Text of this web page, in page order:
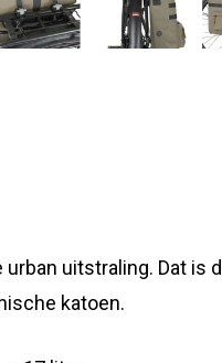
uitstraling. Dat is
katoen.